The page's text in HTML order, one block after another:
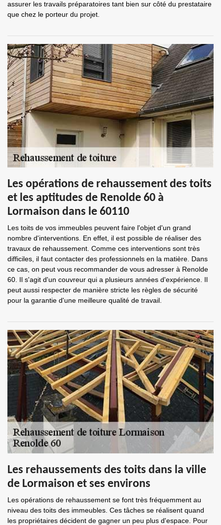
assurer les travails préparatoires tant bien sur côté du prestataire
que chez le porteur du projet.
Les opérations de rehaussement des toits
et les aptitudes de Renolde 60 à
Lormaison dans le 60110
Les toits de vos immeubles peuvent faire l'objet d'un grand
nombre d'interventions. En effet, il est possible de réaliser des
travaux de rehaussement. Comme ces interventions sont très
difficiles, il faut contacter des professionnels en la matière. Dans
ce cas, on peut vous recommander de vous adresser à Renolde
60. Il s'agit d'un couvreur qui a plusieurs années d'expérience. Il
peut aussi respecter de manière stricte les règles de sécurité
pour la garantie d'une meilleure qualité de travail.
Les rehaussements des toits dans la ville
de Lormaison et ses environs
Les opérations de rehaussement se font très fréquemment au
niveau des toits des immeubles. Ces tâches se réalisent quand
les propriétaires décident de gagner un peu plus d'espace. Pour